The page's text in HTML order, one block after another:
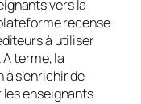
vers la
recense
à utiliser
terme, la
s’enrichir de
enseignants